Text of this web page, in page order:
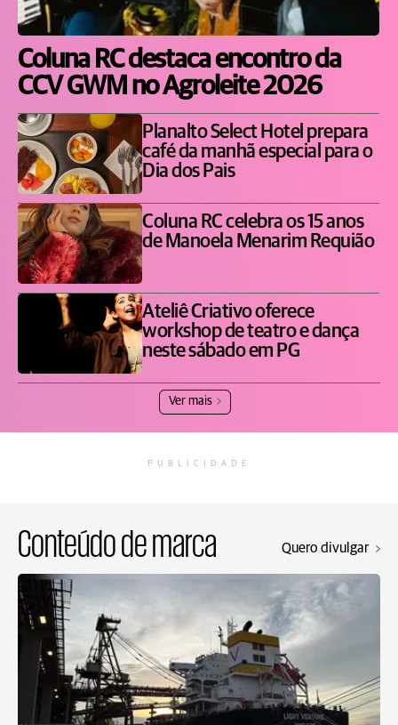
Coluna RC destaca encontro da
CCV GWM no Agroleite 2026
Planalto Select Hotel prepara
café da manhã especial para o
Dia dos Pais
Coluna RC celebra os 15 anos
de Manoela Menarim Requião
Ateliê Criativo oferece
workshop de teatro e dança
neste sábado em PG
Ver mais
PUBLICIDADE
Conteúdo de marca Quero divulgar